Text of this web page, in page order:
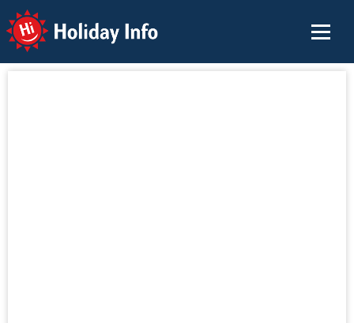
Holiday Info